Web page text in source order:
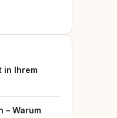
in Ihrem
– Warum